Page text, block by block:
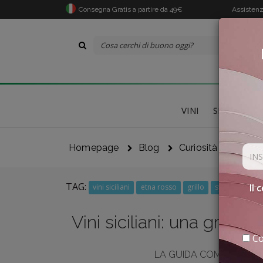
Consegna Gratis a partire da 49€
VINI SPECIALITÀ
Homepage Blog Curiosità Vini
TAG: vini siciliani etna rosso grillo syrah
Vini siciliani: una
LA GUIDA COMPLETA,
Il